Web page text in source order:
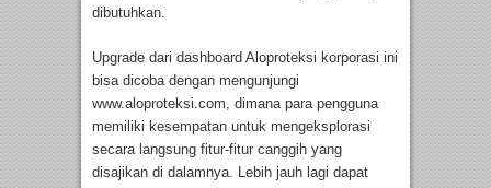
dibutuhkan.
Upgrade dari dashboard Aloproteksi korporasi ini
bisa dicoba dengan mengunjungi
www.aloproteksi.com, dimana para pengguna
memiliki kesempatan untuk mengeksplorasi
secara langsung fitur-fitur canggih yang
disajikan di dalamnya. Lebih jauh lagi dapat